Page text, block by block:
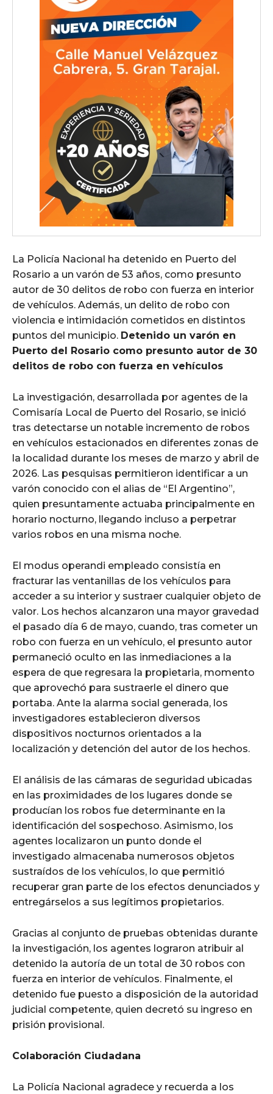
La Policía Nacional ha detenido en Puerto del
Rosario a un varón de 53 años, como presunto
autor de 30 delitos de robo con fuerza en interior
de vehículos. Además, un delito de robo con
violencia e intimidación cometidos en distintos
puntos del municipio. Detenido un varón en
Puerto del Rosario como presunto autor de 30
delitos de robo con fuerza en vehículos
La investigación, desarrollada por agentes de la
Comisaría Local de Puerto del Rosario, se inició
tras detectarse un notable incremento de robos
en vehículos estacionados en diferentes zonas de
la localidad durante los meses de marzo y abril de
2026. Las pesquisas permitieron identificar a un
varón conocido con el alias de “El Argentino”,
quien presuntamente actuaba principalmente en
horario nocturno, llegando incluso a perpetrar
varios robos en una misma noche.
El modus operandi empleado consistía en
fracturar las ventanillas de los vehículos para
acceder a su interior y sustraer cualquier objeto de
valor. Los hechos alcanzaron una mayor gravedad
el pasado día 6 de mayo, cuando, tras cometer un
robo con fuerza en un vehículo, el presunto autor
permaneció oculto en las inmediaciones a la
espera de que regresara la propietaria, momento
que aprovechó para sustraerle el dinero que
portaba. Ante la alarma social generada, los
investigadores establecieron diversos
dispositivos nocturnos orientados a la
localización y detención del autor de los hechos.
El análisis de las cámaras de seguridad ubicadas
en las proximidades de los lugares donde se
producían los robos fue determinante en la
identificación del sospechoso. Asimismo, los
agentes localizaron un punto donde el
investigado almacenaba numerosos objetos
sustraídos de los vehículos, lo que permitió
recuperar gran parte de los efectos denunciados y
entregárselos a sus legítimos propietarios.
Gracias al conjunto de pruebas obtenidas durante
la investigación, los agentes lograron atribuir al
detenido la autoría de un total de 30 robos con
fuerza en interior de vehículos. Finalmente, el
detenido fue puesto a disposición de la autoridad
judicial competente, quien decretó su ingreso en
prisión provisional.
Colaboración Ciudadana
La Policía Nacional agradece y recuerda a los